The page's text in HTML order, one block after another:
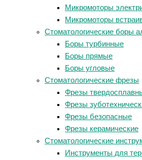
Микромоторы
Микромоторы
Стоматологические боры
Боры турбинные
Боры прямые
Боры угловые
Стоматологические фрезы
Фрезы
Фрезы
Фрезы безопасные
Фрезы керамические
Стоматологические
Инструменты для